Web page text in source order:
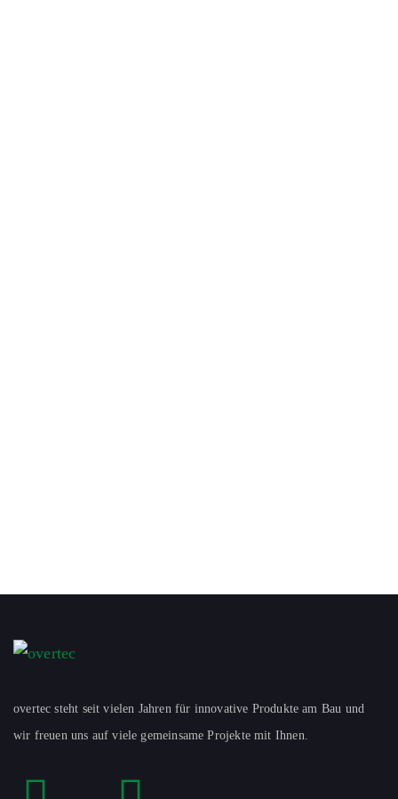
overtec steht seit vielen Jahren für innovative Produkte am Bau und
wir freuen uns auf viele gemeinsame Projekte mit Ihnen.